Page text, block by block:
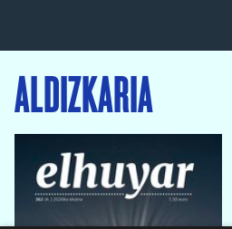
ALDIZKARIA